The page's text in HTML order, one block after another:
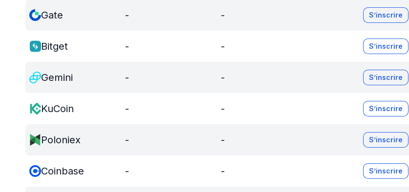
Gate - - S’inscrire
Bitget - - S’inscrire
Gemini - - S’inscrire
KuCoin - - S’inscrire
Poloniex - - S’inscrire
Coinbase - - S’inscrire